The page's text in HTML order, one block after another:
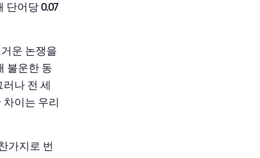
단어당 0.07
운 논쟁을
불운한 동
나 전 세
이는 우리
가지로 번